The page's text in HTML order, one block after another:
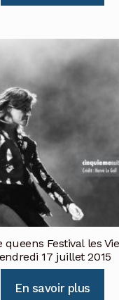
Festival les
17 juillet 2015
En savoir plus